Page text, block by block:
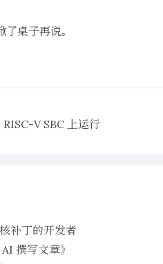
桌子再说。
V SBC 上运行
补丁的开发者
撰写文章》